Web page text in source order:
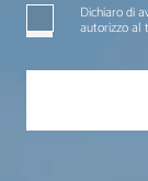
Dichiaro di
autorizzo al